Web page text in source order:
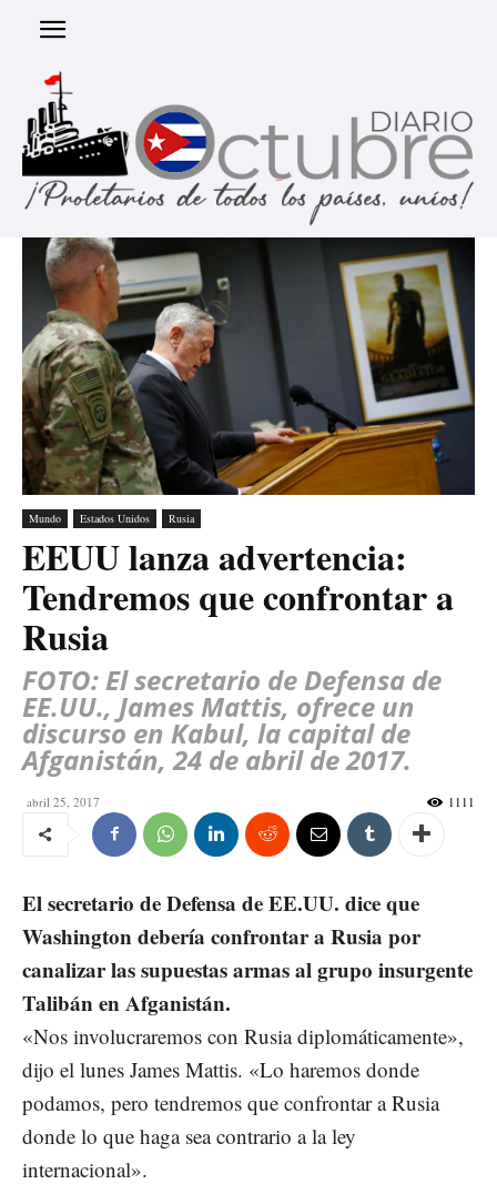
Mundo Estados Unidos Rusia
EEUU lanza advertencia:
Tendremos que confrontar a
Rusia
FOTO: El secretario de Defensa de
EE.UU., James Mattis, ofrece un
discurso en Kabul, la capital de
Afganistán, 24 de abril de 2017.
abril 25, 2017 1111
El secretario de Defensa de EE.UU. dice que
Washington debería confrontar a Rusia por
canalizar las supuestas armas al grupo insurgente
Talibán en Afganistán.
«Nos involucraremos con Rusia diplomáticamente»,
dijo el lunes James Mattis. «Lo haremos donde
podamos, pero tendremos que confrontar a Rusia
donde lo que haga sea contrario a la ley
internacional».